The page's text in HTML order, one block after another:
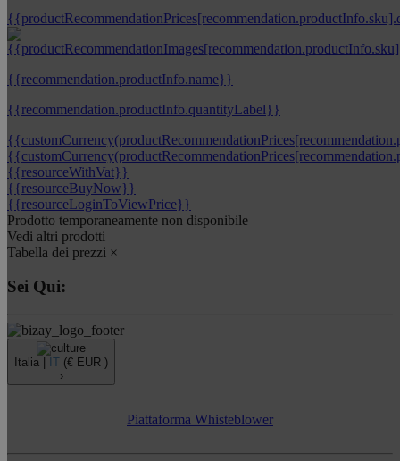
{{recommendation.productInfo.name}}
{{recommendation.productInfo.quantityLabel}}
{{resourceWithVat}}
{{resourceBuyNow}}
{{resourceLoginToViewPrice}}
Prodotto temporaneamente non disponibile
Vedi altri prodotti
Tabella dei prezzi ×
Sei Qui:
Italia | IT (€ EUR )
›
Piattaforma Whisteblower